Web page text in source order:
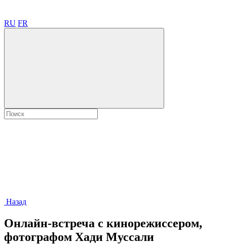
RU FR
Назад
Онлайн-встреча с кинорежиссером,
фотографом Хади Муссали